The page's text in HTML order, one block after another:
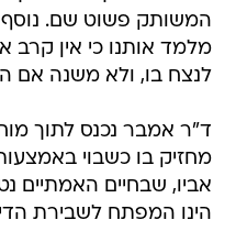
המשותק פשוט שם.
מלמד אותנו כי אין קרב
לנצח בו, ולא משנה אם
ד"ר אמבר נכנס לתוך
מחזיק בו כשבוי
אביו, שבחיים האמתיים
הינו המפתח לשבירת